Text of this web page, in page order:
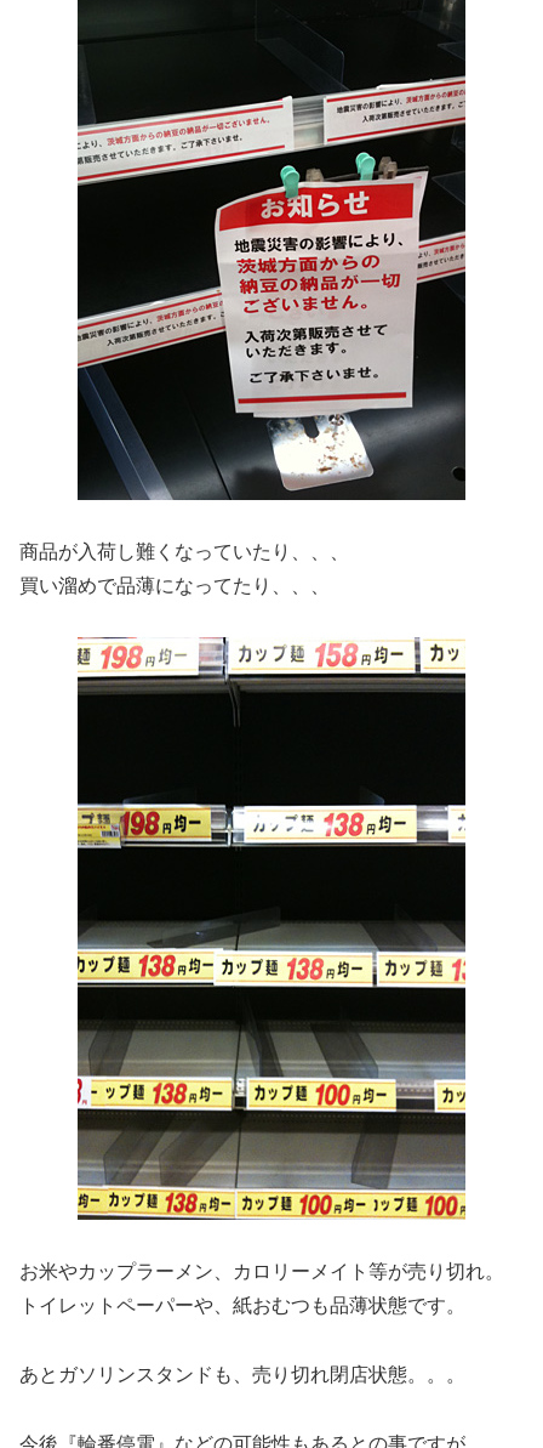
商品が入荷し難くなっていたり、、、
買い溜めで品薄になってたり、、、
お米やカップラーメン、カロリーメイト等が売り切れ。
トイレットペーパーや、紙おむつも品薄状態です。
あとガソリンスタンドも、売り切れ閉店状態。。。
今後『輪番停電』などの可能性もあるとの事ですが、